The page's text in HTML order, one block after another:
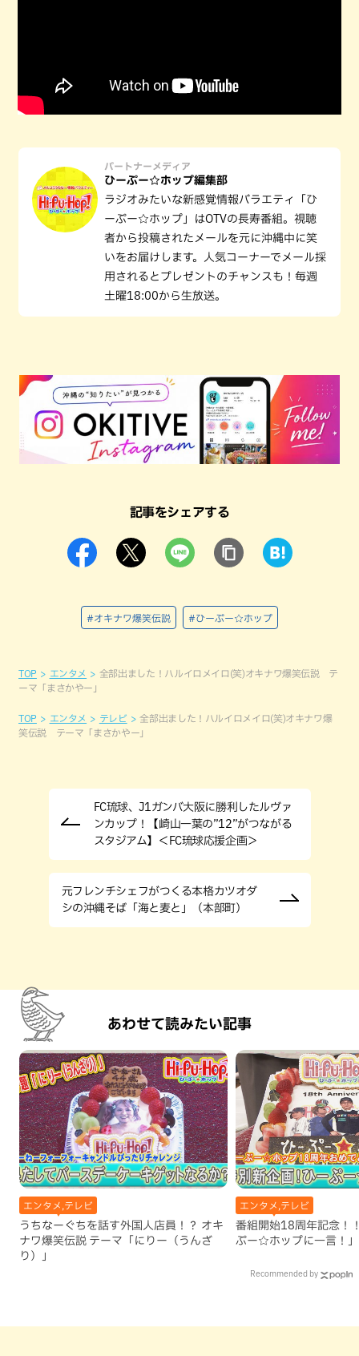
パートナーメディア
ひーぷー☆ホップ編集部
ラジオみたいな新感覚情報バラエティ「ひ
ーぷー☆ホップ」はOTVの長寿番組。視聴
者から投稿されたメールを元に沖縄中に笑
いをお届けします。人気コーナーでメール採
用されるとプレゼントのチャンスも！毎週
土曜18:00から生放送。
記事をシェアする
#オキナワ爆笑伝説 #ひーぷー☆ホップ
TOP エンタメ
全部出ました！ハルイロメイロ(笑)オキナワ爆笑伝説 テ
ーマ「まさかやー」
TOP エンタメ テレビ
全部出ました！ハルイロメイロ(笑)オキナワ爆
笑伝説 テーマ「まさかやー」
FC琉球、J1ガンバ大阪に勝利したルヴァ
ンカップ！【崎山一葉の”12”がつながる
スタジアム】＜FC琉球応援企画＞
元フレンチシェフがつくる本格カツオダ
シの沖縄そば「海と麦と」（本部町）
あわせて読みたい記事
エンタメ,テレビ
うちなーぐちを話す外国人店員！？ オキ
ナワ爆笑伝説 テーマ「にりー（うんざ
り）」
エンタメ,テレビ
番組開始18周年記念！
ぷー☆ホップに一言！」
Recommended by